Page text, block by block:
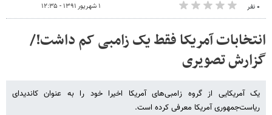
۰ نفر ۱ شهریور ۱۳۹۱ - ۱۲:۳۵
انتخابات آمریکا فقط یک زامبی کم داشت!/
گزارش تصویری
یک آمریکایی از گروه زامبی‌های آمریکا اخیرا خود را به عنوان کاندیدای
ریاست‌جمهوری آمریکا معرفی کرده است.